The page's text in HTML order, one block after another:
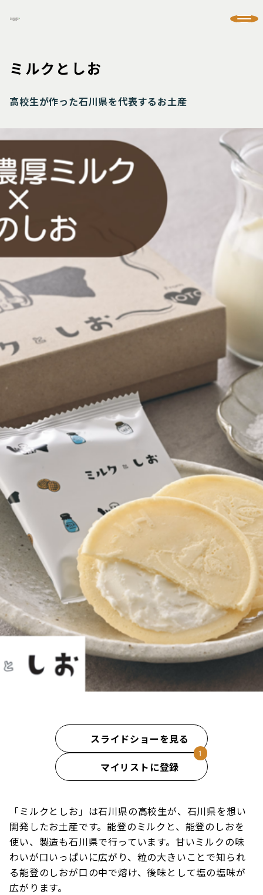
ミルクとしお
高校生が作った石川県を代表するお土産
「ミルクとしお」は石川県の高校生が、石川県を想い
開発したお土産です。能登のミルクと、能登のしおを
使い、製造も石川県で行っています。甘いミルクの味
わいが口いっぱいに広がり、粒の大きいことで知られ
る能登のしおが口の中で熔け、後味として塩の塩味が
広がります。
スライドショーを見る
マイリストに登録